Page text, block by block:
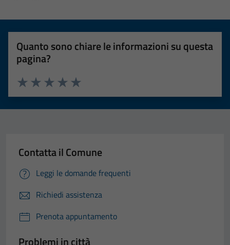
Quanto sono chiare le informazioni su questa
pagina?
Valuta 5 stelle su 5
Valuta 4 stelle su 5
Valuta 3 stelle su 5
Valuta 2 stelle su 5
Valuta 1 stelle su 5
Contatta il Comune
Leggi le domande frequenti
Richiedi assistenza
Prenota appuntamento
Problemi in città